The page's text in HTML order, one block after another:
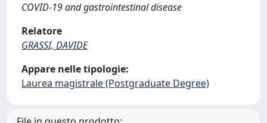
COVID-19 and gastrointestinal disease
Relatore
GRASSI, DAVIDE
Appare nelle tipologie:
Laurea magistrale (Postgraduate Degree)